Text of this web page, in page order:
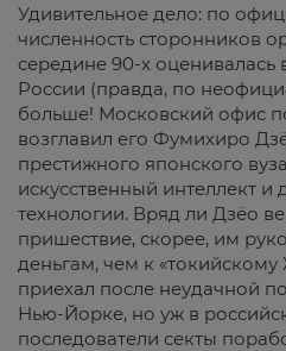
Удивительное дело: по
численность сторонников
середине 90-х оценивалась
России (правда, по
больше! Московский офис
возглавил его Фумихиро
престижного японского
искусственный интеллект и
технологии. Вряд ли Дзёо
пришествие, скорее, им
деньгам, чем к «токийскому
приехал после неудачной
Нью-Йорке, но уж в
последователи секты